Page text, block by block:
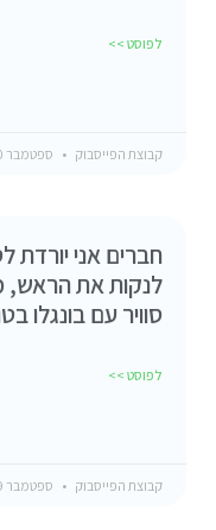
לפוסט >>
קבוצת הפייסבוק ספטמבר 20, 2023
חברים אני יורדת
לנקות את הראש,
סוויר עם בונגלו
לפוסט >>
קבוצת הפייסבוק ספטמבר 19, 2023